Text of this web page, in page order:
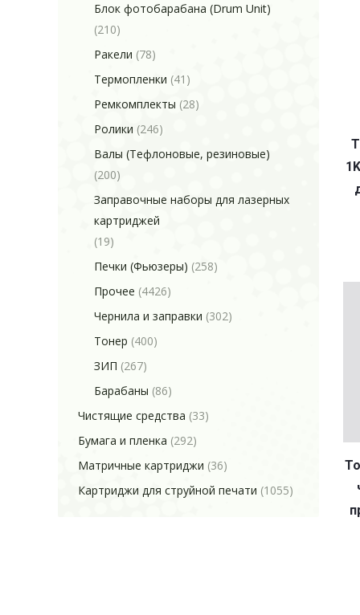
Блок фотобарабана (Drum Unit)
(210)
Ракели (78)
Термопленки (41)
Ремкомплекты (28)
Ролики (246)
Валы (Тефлоновые, резиновые)
(200)
Заправочные наборы для лазерных
картриджей
(19)
Печки (Фьюзеры) (258)
Прочее (4426)
Чернила и заправки (302)
Тонер (400)
ЗИП (267)
Барабаны (86)
Чистящие средства (33)
Бумага и пленка (292)
Матричные картриджи (36)
Картриджи для струйной печати (1055)